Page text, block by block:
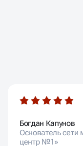
Богдан Капунов
Основатель
центр №1»